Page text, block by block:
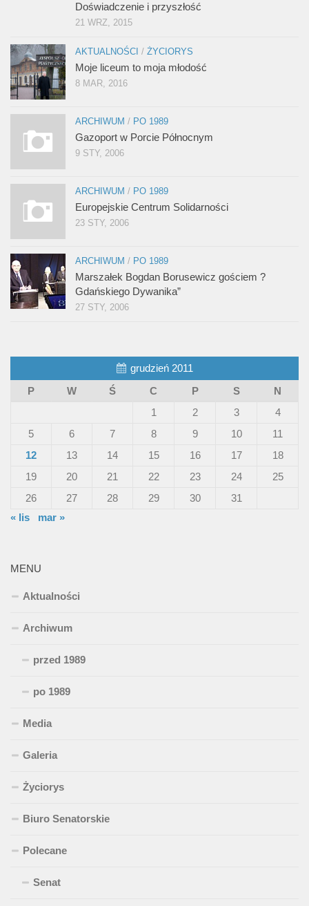
Doświadczenie i przyszłość
21 WRZ, 2015
AKTUALNOŚCI / ŻYCIORYS
Moje liceum to moja młodość
8 MAR, 2016
ARCHIWUM / PO 1989
Gazoport w Porcie Północnym
9 STY, 2006
ARCHIWUM / PO 1989
Europejskie Centrum Solidarności
23 STY, 2006
ARCHIWUM / PO 1989
Marszałek Bogdan Borusewicz gościem ?
Gdańskiego Dywanika”
27 STY, 2006
grudzień 2011
P
W Ś C P S
N
1
2 3
4
5
6 7 8 9 10
11
12
13 14 15 16 17
18
19
20 21 22 23 24
25
26
27 28 29 30
31
« lis
mar »
MENU
Aktualności
Archiwum
przed 1989
po 1989
Media
Galeria
Życiorys
Biuro Senatorskie
Polecane
Senat